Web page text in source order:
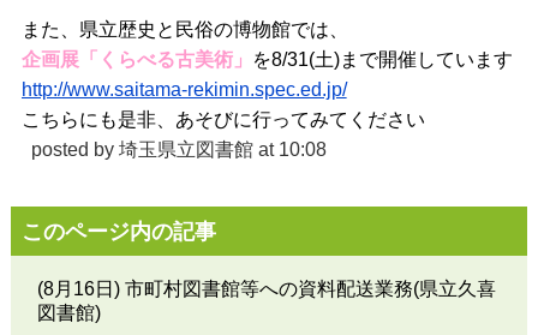
また、県立歴史と民俗の博物館では、
企画展「くらべる古美術」
を8/31(土)まで開催しています
http://www.saitama-rekimin.spec.ed.jp/
こちらにも是非、あそびに行ってみてください
posted by 埼玉県立図書館at 10:08
このページ内の記事
(8月16日) 市町村図書館等への資料配送業務(県立久喜
図書館)